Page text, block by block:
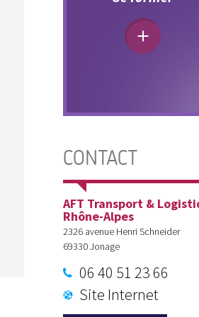
CONTACT
AFT Transport &
Rhône-Alpes
2326 avenue Henri Schneider
69330Jonage
06 40 51 23 66
Site Internet